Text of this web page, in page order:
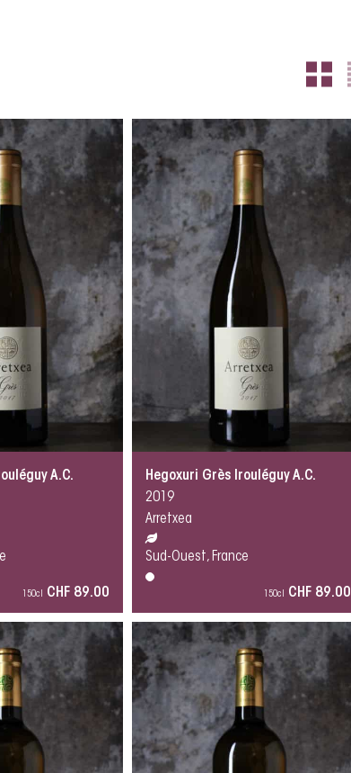
A.C.
150cl CHF 89.00
Hegoxuri Grès Irouléguy A.C.
2019
Arretxea
Sud-Ouest, France
150cl CHF 89.00